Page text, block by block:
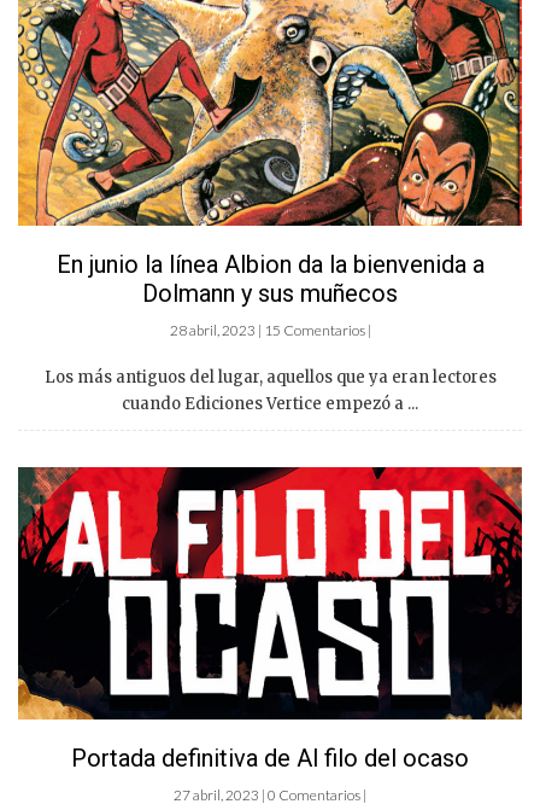
En junio la línea Albion da la bienvenida a
Dolmann y sus muñecos
28 abril, 2023 | 15 Comentarios |
Los más antiguos del lugar, aquellos que ya eran lectores
cuando Ediciones Vertice empezó a ...
Portada definitiva de Al filo del ocaso
27 abril, 2023 | 0 Comentarios |